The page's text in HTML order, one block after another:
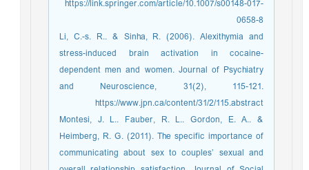
https://link.springer.com/article/10.1007/s00148-017-
0658-8
Li, C.-s. R.. & Sinha, R. (2006). Alexithymia and
stress-induced brain activation in cocaine-
dependent men and women. Journal of Psychiatry
and Neuroscience, 31(2), 115-121.
https://www.jpn.ca/content/31/2/115.abstract
Montesi, J. L.. Fauber, R. L.. Gordon, E. A.. &
Heimberg, R. G. (2011). The specific importance of
communicating about sex to couples’ sexual and